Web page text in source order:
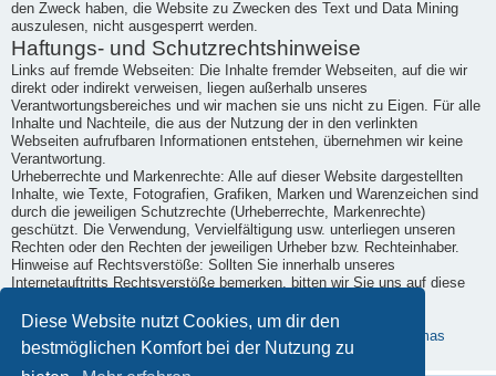
Diese Website nutzt Cookies, um dir den
bestmöglichen Komfort bei der Nutzung zu
den Zweck haben, die Website zu Zwecken des Text und Data Mining
auszulesen, nicht ausgesperrt werden.
Haftungs- und Schutzrechtshinweise
Links auf fremde Webseiten: Die Inhalte fremder Webseiten, auf die wir
direkt oder indirekt verweisen, liegen außerhalb unseres
Verantwortungsbereiches und wir machen sie uns nicht zu Eigen. Für alle
Inhalte und Nachteile, die aus der Nutzung der in den verlinkten
Webseiten aufrufbaren Informationen entstehen, übernehmen wir keine
Verantwortung.
Urheberrechte und Markenrechte: Alle auf dieser Website dargestellten
Inhalte, wie Texte, Fotografien, Grafiken, Marken und Warenzeichen sind
durch die jeweiligen Schutzrechte (Urheberrechte, Markenrechte)
geschützt. Die Verwendung, Vervielfältigung usw. unterliegen unseren
Rechten oder den Rechten der jeweiligen Urheber bzw. Rechteinhaber.
Hinweise auf Rechtsverstöße: Sollten Sie innerhalb unseres
Internetauftritts Rechtsverstöße bemerken, bitten wir Sie uns auf diese
Kenntnisnahme unverzüglich entfernen.
Erstellt mit kostenlosem Datenschutz-Generator.de von Dr. Thomas
Schwenke